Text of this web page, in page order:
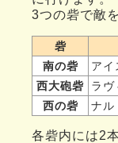
3つの砦で敵
砦
南の砦
ア
西大砲砦
ラ
西の砦
ナル
各砦内には2